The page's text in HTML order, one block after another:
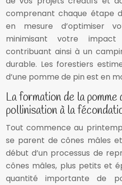
comprenant chaque étape
en mesure d’optimiser
minimisant votre impact
contribuant ainsi à un
durable. Les forestiers
d’une pomme de pin est en
La formation de la pomme
pollinisation à la
Tout commence au
se parent de cônes mâles
début d’un processus de
cônes mâles, plus petits et
quantité importante de